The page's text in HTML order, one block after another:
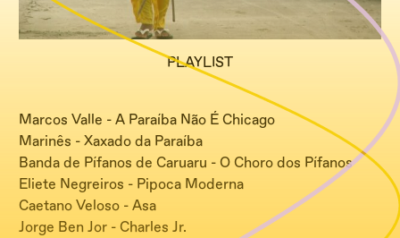
PLAYLIST
Marcos Valle - A Paraíba Não É Chicago
Marinês - Xaxado da Paraíba
Banda de Pífanos de Caruaru - O Choro dos Pífanos
Eliete Negreiros - Pipoca Moderna
Caetano Veloso - Asa
Jorge Ben Jor - Charles Jr.